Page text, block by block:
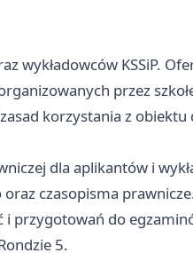
wykładowców KSSiP.
przez
korzystania z obiektu
dla aplikantów i
czasopisma
i przygotowań do
5.